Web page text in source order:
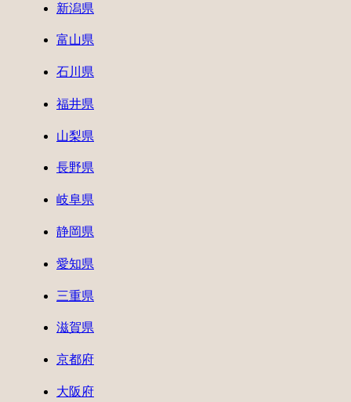
新潟県
富山県
石川県
福井県
山梨県
長野県
岐阜県
静岡県
愛知県
三重県
滋賀県
京都府
大阪府